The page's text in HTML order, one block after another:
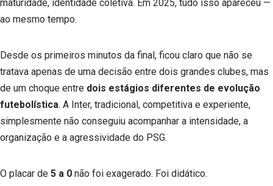
maturidade, identidade coletiva. Em 2025, tudo isso apareceu —
ao mesmo tempo.
Desde os primeiros minutos da final, ficou claro que não se
tratava apenas de uma decisão entre dois grandes clubes, mas
de um choque entre dois estágios diferentes de evolução
futebolística. A Inter, tradicional, competitiva e experiente,
simplesmente não conseguiu acompanhar a intensidade, a
organização e a agressividade do PSG.
O placar de 5 a 0 não foi exagerado. Foi didático.